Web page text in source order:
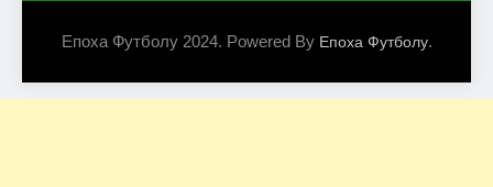
Епоха Футболу 2024. Powered By Епоха Футболу.